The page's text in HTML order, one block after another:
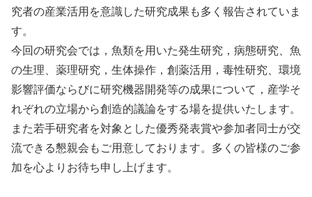
究者の産業活用を意識した研究成果も多く報告されていま
す。
今回の研究会では，魚類を用いた発生研究，病態研究、魚
の生理、薬理研究，生体操作，創薬活用，毒性研究、環境
影響評価ならびに研究機器開発等の成果について，産学そ
れぞれの立場から創造的議論をする場を提供いたします。
また若手研究者を対象とした優秀発表賞や参加者同士が交
流できる懇親会もご用意しております。多くの皆様のご参
加を心よりお待ち申し上げます。